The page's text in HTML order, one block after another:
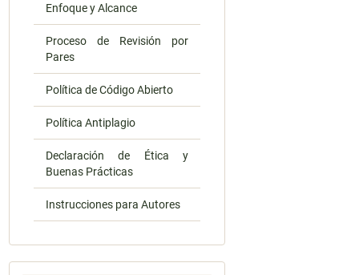
Enfoque y Alcance
Proceso de Revisión por
Pares
Política de Código Abierto
Política Antiplagio
Declaración de Ética y
Buenas Prácticas
Instrucciones para Autores